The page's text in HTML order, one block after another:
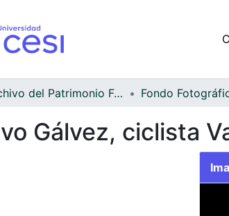
Archivo del Patrimonio Fotográfico y Fílmico del Valle del Cauca
Gálvez, ciclista